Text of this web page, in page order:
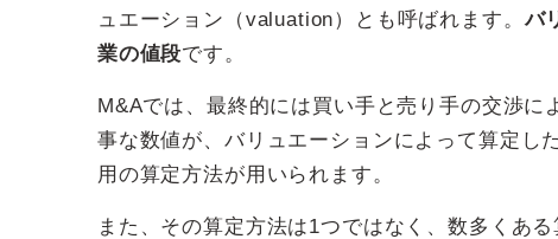
ュエーション（valuation）とも呼ばれます。バ
業の値段です。
M&Aでは、最終的には買い手と売り手の交渉
事な数値が、バリュエーションによって算定し
用の算定方法が用いられます。
また、その算定方法は1つではなく、数多くあ